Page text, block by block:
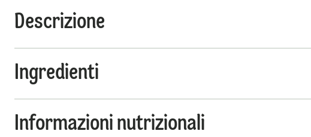
Descrizione
Ingredienti
Informazioni nutrizionali